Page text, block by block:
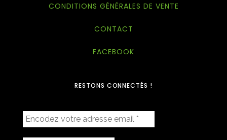
CONDITIONS GÉNÉRALES DE VENTE
CONTACT
FACEBOOK
RESTONS CONNECTÉS !